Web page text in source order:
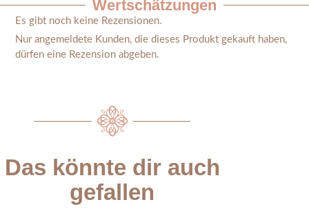
Wertschätzungen
Es gibt noch keine Rezensionen.
Nur angemeldete Kunden, die dieses Produkt gekauft haben,
dürfen eine Rezension abgeben.
Das könnte dir auch
gefallen